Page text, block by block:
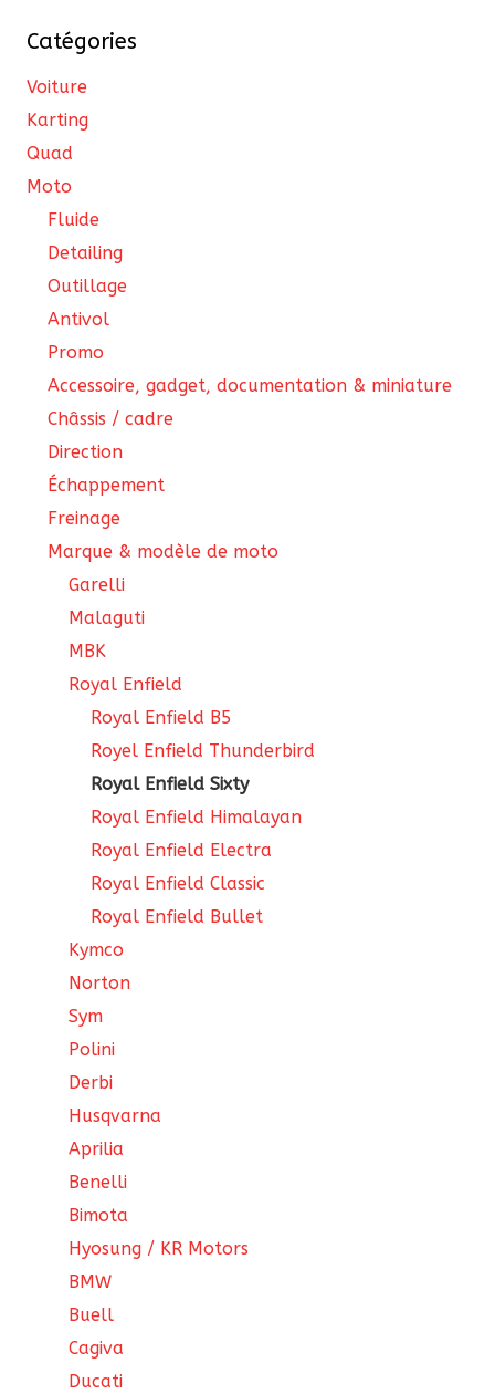
Catégories
Voiture
Karting
Quad
Moto
Fluide
Detailing
Outillage
Antivol
Promo
Accessoire, gadget, documentation & miniature
Châssis / cadre
Direction
Échappement
Freinage
Marque & modèle de moto
Garelli
Malaguti
MBK
Royal Enfield
Royal Enfield B5
Royel Enfield Thunderbird
Royal Enfield Sixty
Royal Enfield Himalayan
Royal Enfield Electra
Royal Enfield Classic
Royal Enfield Bullet
Kymco
Norton
Sym
Polini
Derbi
Husqvarna
Aprilia
Benelli
Bimota
Hyosung / KR Motors
BMW
Buell
Cagiva
Ducati